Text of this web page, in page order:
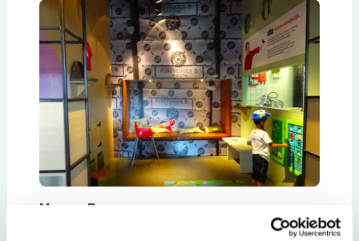
Meneer Peer
Het is net een huiskamer die je binnen stapt bij